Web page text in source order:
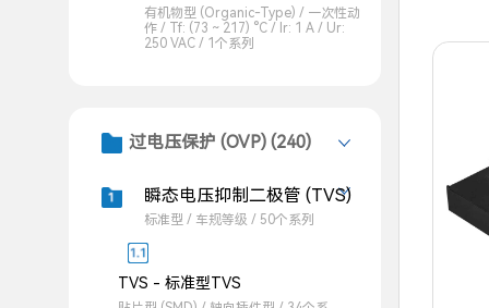
有机物型 (Organic-Type) / 一次性动
作 / Tf: (73 ~ 217) °C / Ir: 1 A / Ur:
250 VAC / 1个系列
过电压保护 (OVP) (240)
瞬态电压抑制二极管 (TVS)
标准型 / 车规等级 / 50个系列
TVS - 标准型TVS